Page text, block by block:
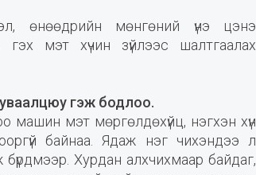
өнөөдрийн мөнгөний үнэ цэнэ
мэт хүчин зүйлээс шалтгаалах
гэж бодлоо.
машин мэт мөргөлдөхүйц, нэгхэн хүн
байнаа. Ядаж нэг чихэндээ л
Хурдан алхчихмаар байдаг,